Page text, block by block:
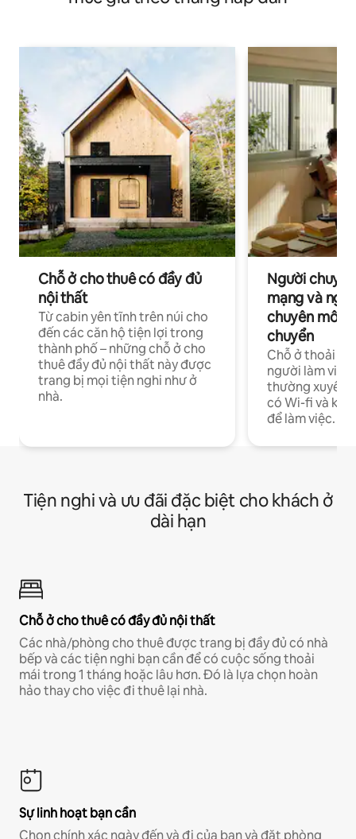
Chỗ ở cho thuê có đầy đủ
nội thất
Từ cabin yên tĩnh trên núi cho
đến các căn hộ tiện lợi trong
thành phố – những chỗ ở cho
thuê đầy đủ nội thất này được
trang bị mọi tiện nghi như ở
nhà.
Người
mạng và
chuyên môn
chuyển
Chỗ ở thoải
người làm việc
thường xuyên
có Wi-fi và
để làm việc.
Tiện nghi và ưu đãi đặc biệt cho khách ở
dài hạn
Chỗ ở cho thuê có đầy đủ nội thất
Các nhà/phòng cho thuê được trang bị đầy đủ có nhà
bếp và các tiện nghi bạn cần để có cuộc sống thoải
mái trong 1 tháng hoặc lâu hơn. Đó là lựa chọn hoàn
hảo thay cho việc đi thuê lại nhà.
Sự linh hoạt bạn cần
Chọn chính xác ngày đến và đi của bạn và đặt phòng